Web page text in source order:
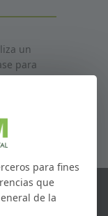
un
para
y
para fines
que
de la